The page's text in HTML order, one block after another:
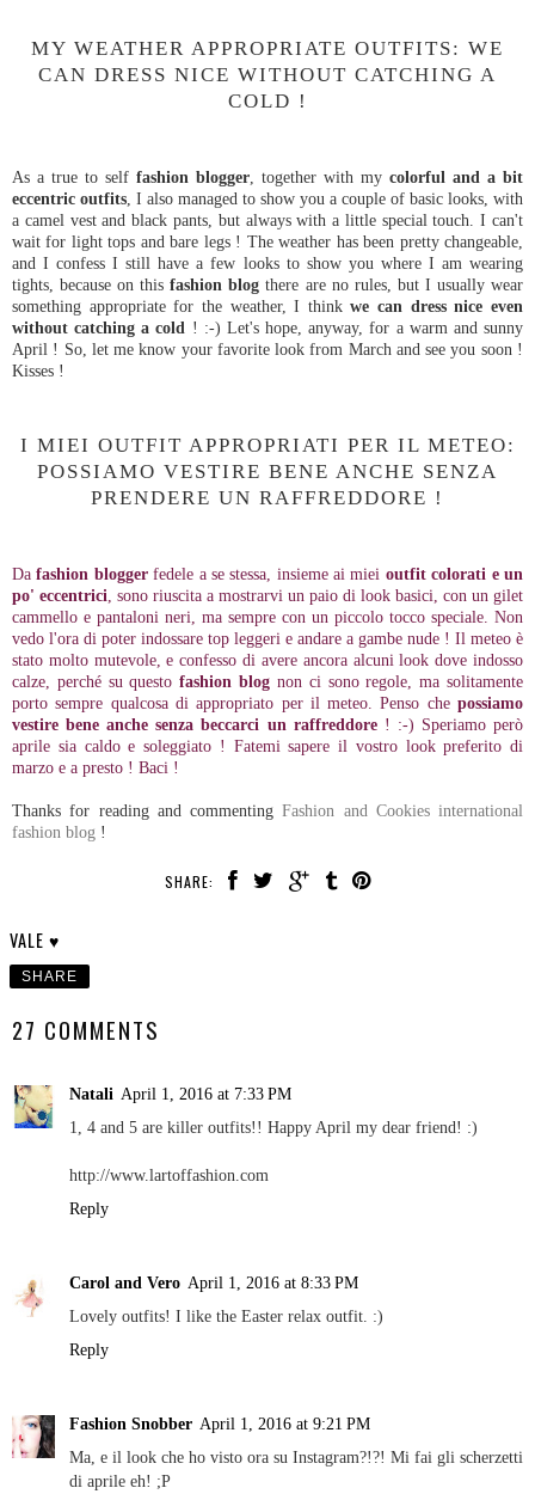
MY WEATHER APPROPRIATE OUTFITS: WE
CAN DRESS NICE WITHOUT CATCHING A
COLD !
As a true to self fashion blogger , together with my colorful and a bit
eccentric outfits , I also managed to show you a couple of basic looks, with
a camel vest and black pants, but always with a little special touch. I can't
wait for light tops and bare legs ! The weather has been pretty changeable,
and I confess I still have a few looks to show you where I am wearing
tights, because on thisfashion blog there are no rules, but I usually wear
something appropriate for the weather, I thinkwe can dress nice even
without catching a cold ! :-) Let's hope, anyway, for a warm and sunny
April ! So, let me know your favorite look from March and see you soon !
Kisses !
I MIEI OUTFIT APPROPRIATI PER IL METEO:
POSSIAMO VESTIRE BENE ANCHE SENZA
PRENDERE UN RAFFREDDORE !
Dafashion bloggerfedele a se stessa, insieme ai miei outfit colorati e un
po' eccentrici , sono riuscita a mostrarvi un paio di look basici, con un gilet
cammello e pantaloni neri, ma sempre con un piccolo tocco speciale. Non
vedo l'ora di poter indossare top leggeri e andare a gambe nude ! Il meteo è
stato molto mutevole, e confesso di avere ancora alcuni look dove indosso
calze, perché su questofashion blog non ci sono regole, ma solitamente
porto sempre qualcosa di appropriato per il meteo. Penso che possiamo
vestire bene anche senza beccarci un raffreddore! :-) Speriamo però
aprile sia caldo e soleggiato ! Fatemi sapere il vostro look preferito di
marzo e a presto ! Baci !
Thanks for reading and commentingFashion and Cookies international
fashion blog !
SHARE:
VALE ♥
SHARE
27 COMMENTS
Natali April 1, 2016 at 7:33 PM
1, 4 and 5 are killer outfits!! Happy April my dear friend! :)
http://www.lartoffashion.com
Reply
Carol and Vero April 1, 2016 at 8:33 PM
Lovely outfits! I like the Easter relax outfit. :)
Reply
Fashion Snobber April 1, 2016 at 9:21 PM
Ma, e il look che ho visto ora su Instagram?!?! Mi fai gli scherzetti
di aprile eh! ;P